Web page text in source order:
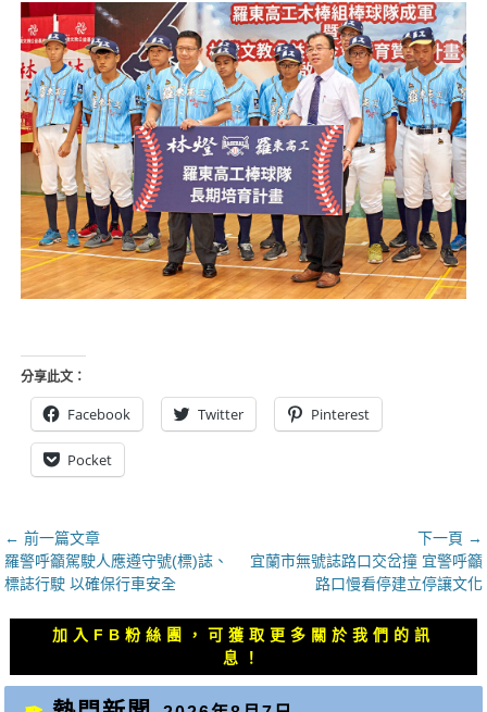
分享此文：
Facebook Twitter Pinterest
Pocket
文
章
導
覽
← 前一篇文章
上
一
羅警呼籲駕駛人應遵守號(標)誌、
標誌行駛 以確保行車安全
下一頁 →
下
文
章：
宜蘭市無號誌路口交岔撞 宜警呼籲
路口慢看停建立停讓文化
加入FB粉絲團，可獲取更多關於我們的訊
息！